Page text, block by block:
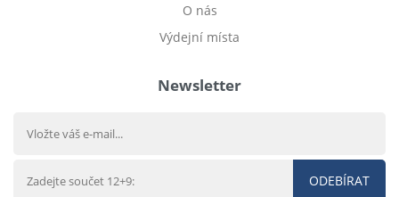
O nás
Výdejní místa
Newsletter
ODEBÍRAT